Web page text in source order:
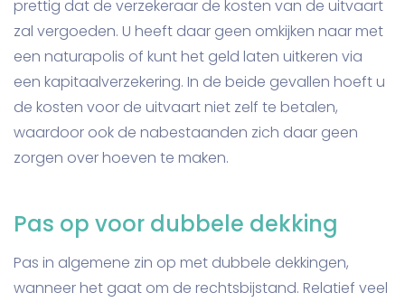
prettig dat de verzekeraar de kosten van de uitvaart
zal vergoeden. U heeft daar geen omkijken naar met
een naturapolis of kunt het geld laten uitkeren via
een kapitaalverzekering. In de beide gevallen hoeft u
de kosten voor de uitvaart niet zelf te betalen,
waardoor ook de nabestaanden zich daar geen
zorgen over hoeven te maken.
Pas op voor dubbele dekking
Pas in algemene zin op met dubbele dekkingen,
wanneer het gaat om de rechtsbijstand. Relatief veel